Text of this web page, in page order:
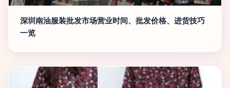
深圳南油服装批发市场营业时间、批发价格、进货技巧
一览